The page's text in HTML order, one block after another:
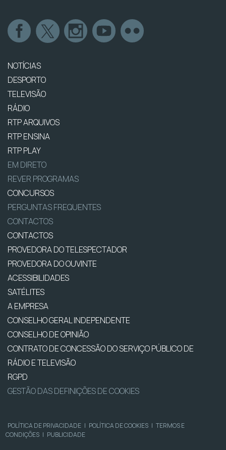
NOTÍCIAS
DESPORTO
TELEVISÃO
RÁDIO
RTP ARQUIVOS
RTP ENSINA
RTP PLAY
EM DIRETO
REVER PROGRAMAS
CONCURSOS
PERGUNTAS FREQUENTES
CONTACTOS
CONTACTOS
PROVEDORA DO TELESPECTADOR
PROVEDORA DO OUVINTE
ACESSIBILIDADES
SATÉLITES
A EMPRESA
CONSELHO GERAL INDEPENDENTE
CONSELHO DE OPINIÃO
CONTRATO DE CONCESSÃO DO SERVIÇO PÚBLICO DE
RÁDIO E TELEVISÃO
RGPD
GESTÃO DAS DEFINIÇÕES DE COOKIES
POLÍTICA DE PRIVACIDADE | POLÍTICA DE COOKIES | TERMOS E
CONDIÇÕES | PUBLICIDADE